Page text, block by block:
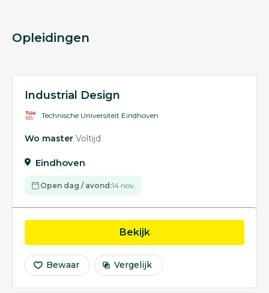
Opleidingen
Industrial Design
Technische Universiteit Eindhoven
Wo master Voltijd
Eindhoven
Open dag / avond:14 nov.
Bekijkopleiding Industrial
Bewaar Vergelijk